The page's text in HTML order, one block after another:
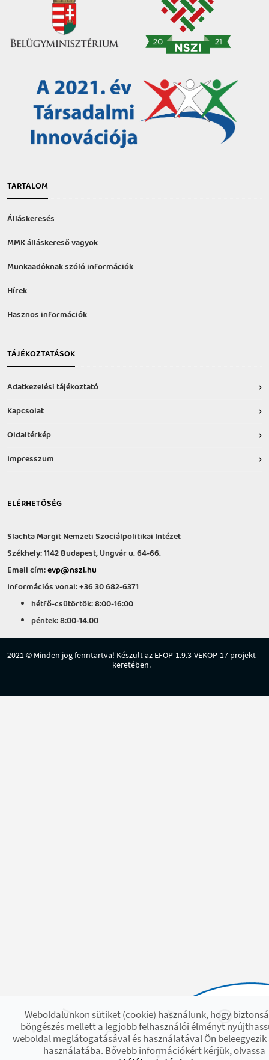
TARTALOM
Álláskeresés
MMK álláskereső vagyok
Munkaadóknak szóló információk
Hírek
Hasznos információk
TÁJÉKOZTATÁSOK
Adatkezelési tájékoztató
Kapcsolat
Oldaltérkép
Impresszum
ELÉRHETŐSÉG
Slachta Margit Nemzeti Szociálpolitikai Intézet
Székhely: 1142 Budapest, Ungvár u. 64-66.
Email cím:evp@nszi.hu
Információs vonal: +36 30 682-6371
hétfő-csütörtök: 8:00-16:00
péntek: 8:00-14.00
2021 © Minden jog fenntartva! Készült az EFOP-1.9.3-VEKOP-17 projekt
keretében.
Weboldalunkon sütiket (cookie) használunk, hogy
böngészés mellett a legjobb felhasználói élményt
weboldal meglátogatásával és használatával Ön beleegyezik
használatába. Bővebb információkért kérjük, olvassa